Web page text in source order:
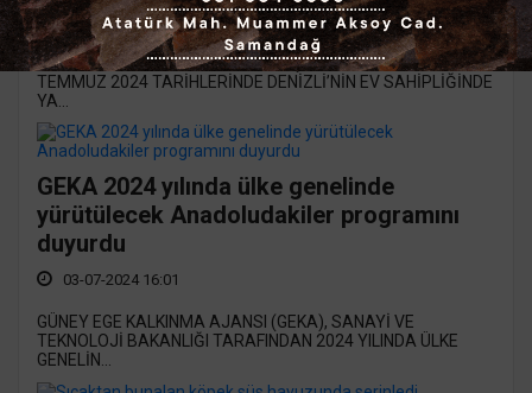
03-07-2024 16:45
ATLETİZM MASTERLAR TÜRKİYE ŞAMPİYONASI 06-07
TEMMUZ 2024 TARİHLERİNDE DENİZLİ’NİN EV SAHİPLİĞİNDE
YA...
GEKA 2024 yılında ülke genelinde
yürütülecek Anadoludakiler programını
duyurdu
03-07-2024 16:01
GÜNEY EGE KALKINMA AJANSI (GEKA), SANAYİ VE
TEKNOLOJİ BAKANLIĞI TARAFINDAN 2024 YILINDA ÜLKE
GENELİN...